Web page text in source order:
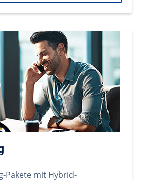
Pakete mit Hybrid-